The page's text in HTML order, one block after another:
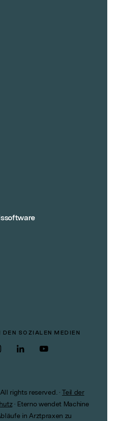
DEN SOZIALEN MEDIEN
LinkedInYouTube
rights reserved. ·Teil der
· Eterno wendet Machine
in Arztpraxen zu